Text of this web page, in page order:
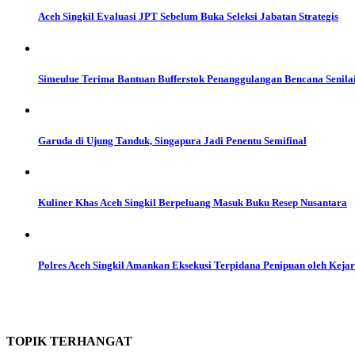
Aceh Singkil Evaluasi JPT Sebelum Buka Seleksi Jabatan Strategis
Simeulue Terima Bantuan Bufferstok Penanggulangan Bencana
Garuda di Ujung Tanduk, Singapura Jadi Penentu Semifinal
Kuliner Khas Aceh Singkil Berpeluang Masuk Buku Resep Nusantara
Polres Aceh Singkil Amankan Eksekusi Terpidana Penipuan oleh
TOPIK TERHANGAT